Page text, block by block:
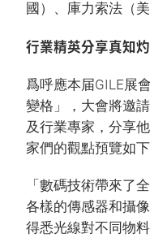
國）、庫力索法（
行業精英分享真知
爲呼應本届GILE展
變格」，大會將邀
及行業專家，分享
家們的觀點預覽如下
「數碼技術帶來了
各樣的傳感器和攝
得悉光線對不同物